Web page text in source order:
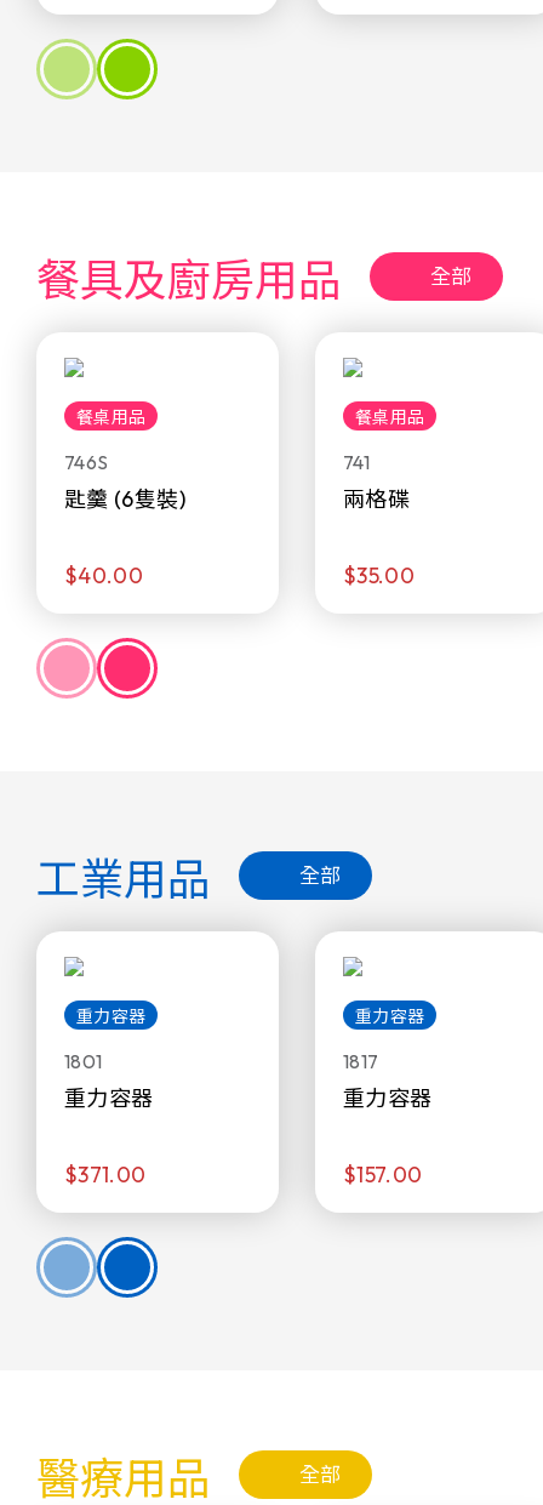
餐具及廚房用品 全部
餐桌用品
746S
匙羹 (6隻裝)
$40.00
餐桌用品
741
兩格碟
$35.00
工業用品 全部
重力容器
1801
重力容器
$371.00
重力容器
1817
重力容器
$157.00
醫療用品 全部